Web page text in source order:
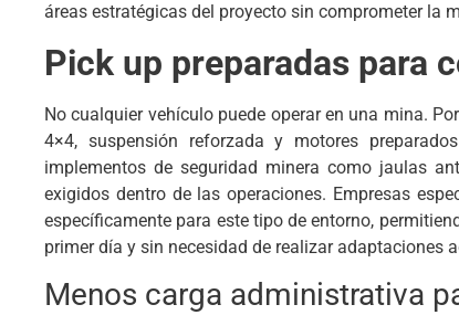
áreas estratégicas del proyecto sin comprometer la
Pick up preparadas para
No cualquier vehículo puede operar en una mina.
4×4, suspensión reforzada y motores
implementos de seguridad minera como jaulas
exigidos dentro de las operaciones. Empresas
específicamente para este tipo de entorno,
primer día y sin necesidad de realizar adaptaciones
Menos carga administrativa